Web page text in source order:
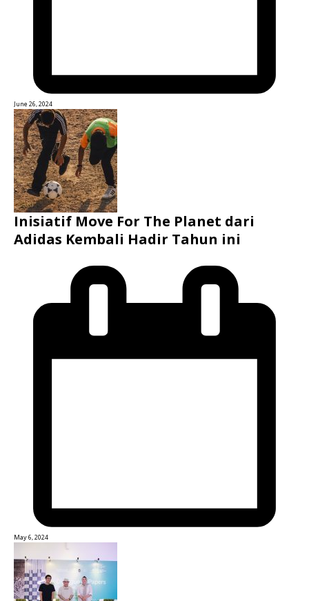
June 26, 2024
Inisiatif Move For The Planet dari
Adidas Kembali Hadir Tahun ini
May 6, 2024